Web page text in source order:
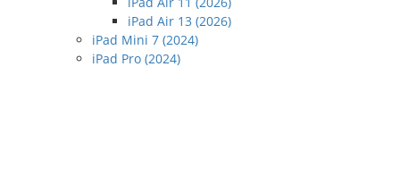
iPad Air 13 (2026)
iPad Mini 7 (2024)
iPad Pro (2024)